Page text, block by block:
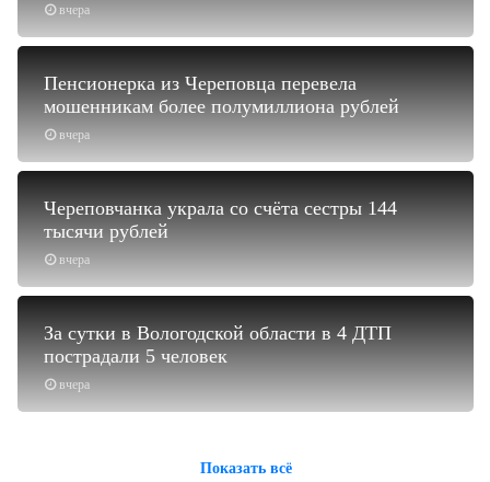
вчера
вчера
Пенсионерка из Череповца перевела
мошенникам более полумиллиона рублей
вчера
Череповчанка украла со счёта сестры 144
тысячи рублей
вчера
За сутки в Вологодской области в 4 ДТП
пострадали 5 человек
Показать всё